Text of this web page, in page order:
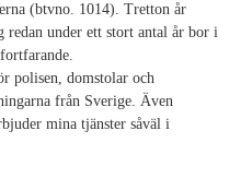
(btvno. 1014). Tretton år
redan under ett stort antal år bor i
polisen, domstolar och
från Sverige. Även
mina tjänster såväl i